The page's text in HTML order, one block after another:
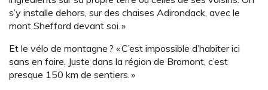
s’y installe dehors, sur des chaises Adirondack, avec le
mont Shefford devant soi. »
Et le vélo de montagne ? « C’est impossible d’habiter ici
sans en faire. Juste dans la région de Bromont, c’est
presque 150 km de sentiers. »